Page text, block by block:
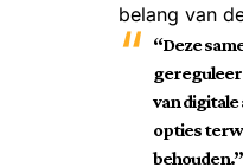
belang van
“Deze
van
opties
behouden.”